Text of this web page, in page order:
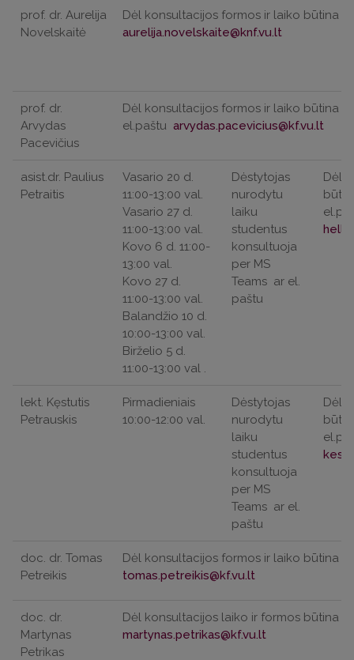
prof. dr. Aurelija
Novelskaitė
Dėl konsultacijos formos ir laiko būtina
prof. dr.
Arvydas
Pacevičius
Dėl konsultacijos formos ir laiko būtina
el.paštu
asist.dr. Paulius
Petraitis
Vasario 20 d.
11:00-13:00 val.
Vasario 27 d.
11:00-13:00 val.
Kovo 6 d. 11:00-
13:00 val.
Kovo 27 d.
11:00-13:00 val.
Balandžio 10 d.
10:00-13:00 val.
Birželio 5 d.
11:00-13:00 val .
Dėstytojas
nurodytu
laiku
studentus
konsultuoja
per MS
Teams ar el.
paštu
Dėl
lekt. Kęstutis
Petrauskis
Pirmadieniais
10:00-12:00 val.
Dėstytojas
nurodytu
laiku
studentus
konsultuoja
per MS
Teams ar el.
paštu
Dėl
doc. dr. Tomas
Petreikis
Dėl konsultacijos formos ir laiko būtina
doc. dr.
Martynas
Petrikas
Dėl konsultacijos laiko ir formos būtina